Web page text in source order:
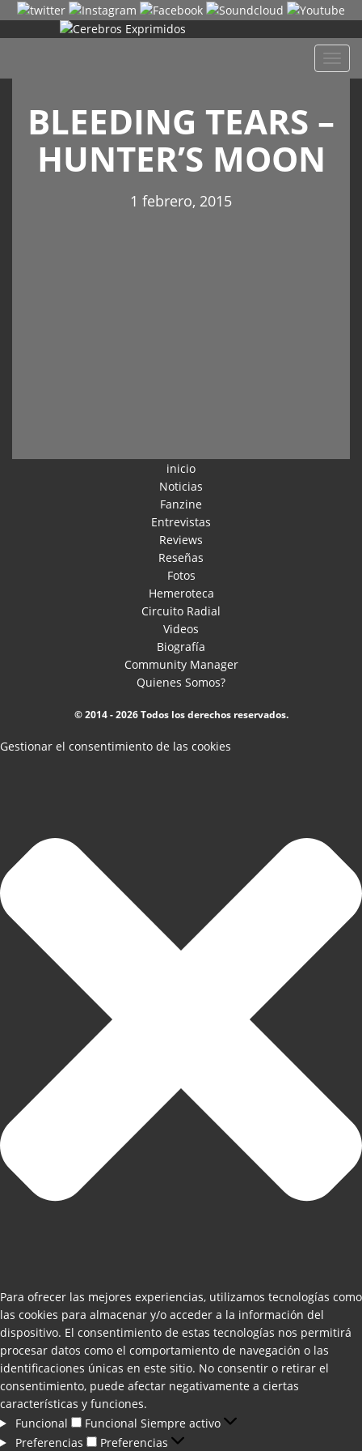
BLEEDING TEARS –
HUNTER’S MOON
1 febrero, 2015
inicio
Noticias
Fanzine
Entrevistas
Reviews
Reseñas
Fotos
Hemeroteca
Circuito Radial
Videos
Biografía
Community Manager
Quienes Somos?
© 2014 - 2026 Todos los derechos reservados.
Gestionar el consentimiento de las cookies
Para ofrecer las mejores experiencias, utilizamos tecnologías como
las cookies para almacenar y/o acceder a la información del
dispositivo. El consentimiento de estas tecnologías nos permitirá
procesar datos como el comportamiento de navegación o las
identificaciones únicas en este sitio. No consentir o retirar el
consentimiento, puede afectar negativamente a ciertas
características y funciones.
Funcional
Funcional Siempre activo
Preferencias
Preferencias